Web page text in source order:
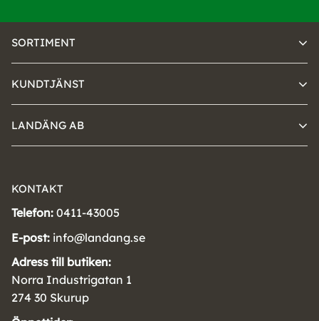
SORTIMENT
KUNDTJÄNST
LANDÄNG AB
KONTAKT
Telefon: 0411-43005
E-post: info@landang.se
Adress till butiken:
Norra Industrigatan 1
274 30 Skurup